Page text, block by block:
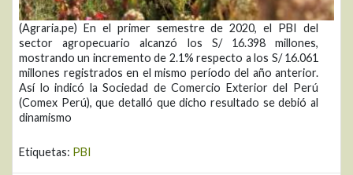
(Agraria.pe) En el primer semestre de 2020, el PBI del
sector agropecuario alcanzó los S/ 16.398 millones,
mostrando un incremento de 2.1% respecto a los S/ 16.061
millones registrados en el mismo período del año anterior.
Así lo indicó la Sociedad de Comercio Exterior del Perú
(Comex Perú), que detalló que dicho resultado se debió al
dinamismo
Etiquetas: PBI